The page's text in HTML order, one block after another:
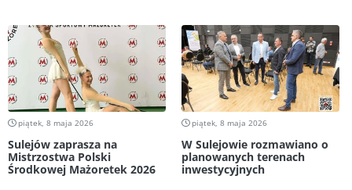
piątek, 8 maja 2026
Sulejów zaprasza na
Mistrzostwa Polski
Środkowej Mażoretek 2026
piątek, 8 maja 2026
W Sulejowie rozmawiano o
planowanych terenach
inwestycyjnych